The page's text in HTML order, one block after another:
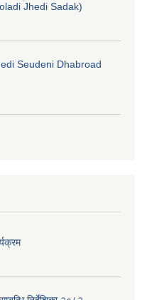
Jhedi Sadak)
Seudeni Dhabroad